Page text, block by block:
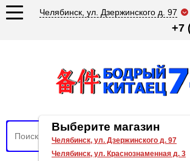
Челябинск, ул. Дзержинского д. 97
+7
Выберите магазин
Челябинск, ул. Дзержинского д. 97
Челябинск, ул. Краснознаменная д. 3